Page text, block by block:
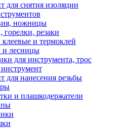
для снятия изоляции
ножницы
горелки, резаки
и термоклей
и лесницы
для инструмента, трос
для нанесения резьбы
и плашкодержатели